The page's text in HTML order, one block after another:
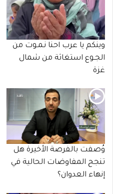
وينكم يا عرب احنا نـمـوت من
الجـوع استغاثة من شمال
غزة
وُصفت بالفرصة الأخيرة هل
تنجح المفاوضات الحالية في
إنهاء العدوان؟